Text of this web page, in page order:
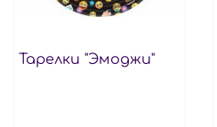
Тарелки "Эмоджи"